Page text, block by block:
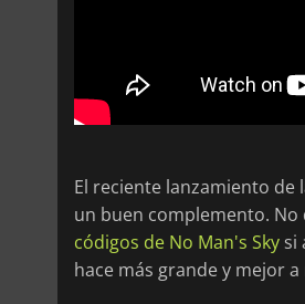
El reciente lanzamiento de
un buen complemento.
códigos de No Man's Sky si
hace más grande y mejor